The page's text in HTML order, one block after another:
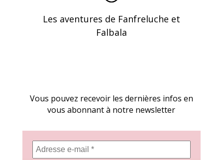
Les aventures de Fanfreluche et
Falbala
Vous pouvez recevoir les dernières infos en
vous abonnant à notre newsletter